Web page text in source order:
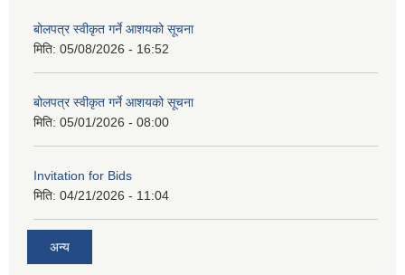
बोलपत्र स्वीकृत गर्ने आशयको सूचना
मिति: 05/08/2026 - 16:52
बोलपत्र स्वीकृत गर्ने आशयको सूचना
मिति: 05/01/2026 - 08:00
Invitation for Bids
मिति: 04/21/2026 - 11:04
अन्य